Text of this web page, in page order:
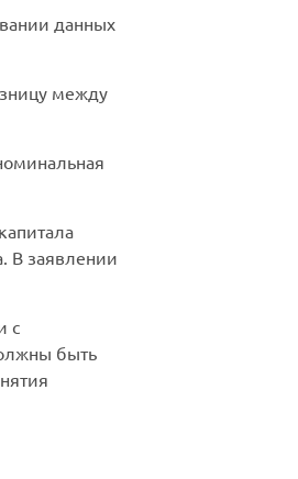
данных
между
В заявлении
с
быть